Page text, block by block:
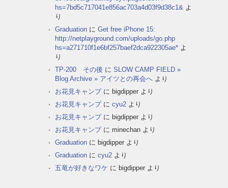
hs=7bd5c717041e856ac703a4d03f9d38c1& よ
り
Graduation に Get free iPhone 15:
http://netplayground.com/uploads/go.php
hs=a271710f1e6bf257baef2dca922305ae* よ
り
TP-200 その後 に SLOW CAMP FIELD »
Blog Archive » アイツとの再会へ より
お花見キャンプに bigdipper より
お花見キャンプに cyu2 より
お花見キャンプに bigdipper より
お花見キャンプに minechan より
Graduation に bigdipper より
Graduation に cyu2 より
五竜が好きなワケ に bigdipper より